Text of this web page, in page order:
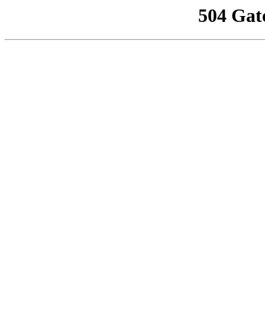
504